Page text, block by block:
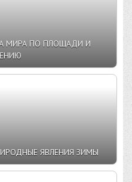
МИРА ПО ПЛОЩАДИ И
ЯВЛЕНИЯ ЗИМЫ